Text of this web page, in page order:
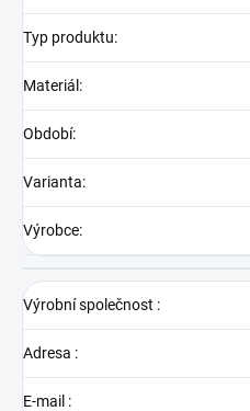
Typ produktu:
Materiál :
Období:
Varianta:
Výrobce:
Výrobní společnost :
Adresa :
E-mail :